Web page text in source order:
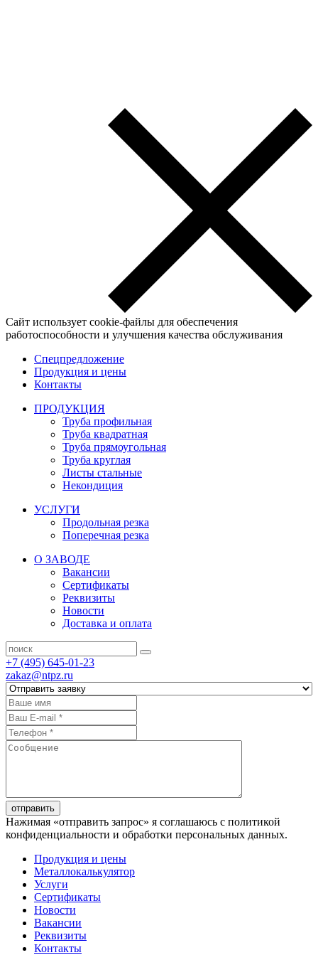
Сайт использует cookie-файлы для обеспечения
работоспособности и улучшения качества обслуживания
Спецпредложение
Продукция и цены
Контакты
ПРОДУКЦИЯ
Труба профильная
Труба квадратная
Труба прямоугольная
Труба круглая
Листы стальные
Некондиция
УСЛУГИ
Продольная резка
Поперечная резка
О ЗАВОДЕ
Вакансии
Сертификаты
Реквизиты
Новости
Доставка и оплата
+7 (495) 645-01-23
zakaz@ntpz.ru
отправить
Нажимая «отправить запрос» я соглашаюсь с политикой
конфиденциальности и обработки персональных данных.
Продукция и цены
Металлокалькулятор
Услуги
Сертификаты
Новости
Вакансии
Реквизиты
Контакты